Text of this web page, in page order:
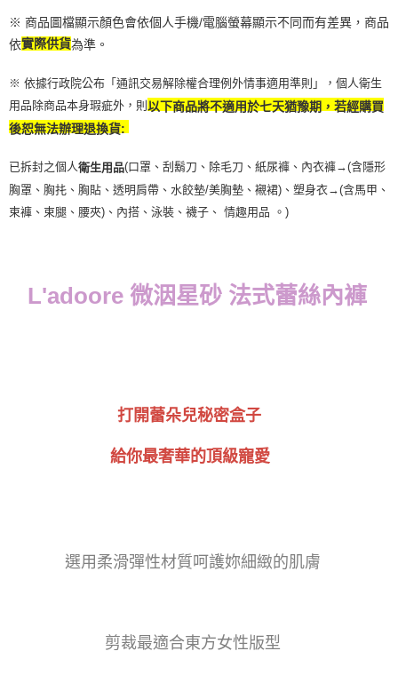
時審查核予不同之上限額度；若仍有額度不足之情形，本公司將視審查結果
請求用戶進行身份認證。
※ 商品圖檔顯示顏色會依個人手機/電腦螢幕顯示不同而有差異，商品
依實際供貨為準。
※ 依據行政院公布「通訊交易解除權合理例外情事適用準則」，個人衛生
用品除商品本身瑕疵外，則以下商品將不適用於七天猶豫期，若經購買
後恕無法辦理退換貨:
已拆封之個人衛生用品(口罩、刮鬍刀、除毛刀、紙尿褲、內衣褲→(含隱形
胸罩、胸扥、胸貼、透明肩帶、水餃墊/美胸墊、襯裙)、塑身衣→(含馬甲、
束褲、束腿、腰夾) 、內搭、泳裝、襪子、 情趣用品 。)
L'adoore 微洇星砂 法式蕾絲內褲
打開蕾朵兒秘密盒子
給你最奢華的頂級寵愛
選用柔滑彈性材質呵護妳細緻的肌膚
剪裁最適合東方女性版型